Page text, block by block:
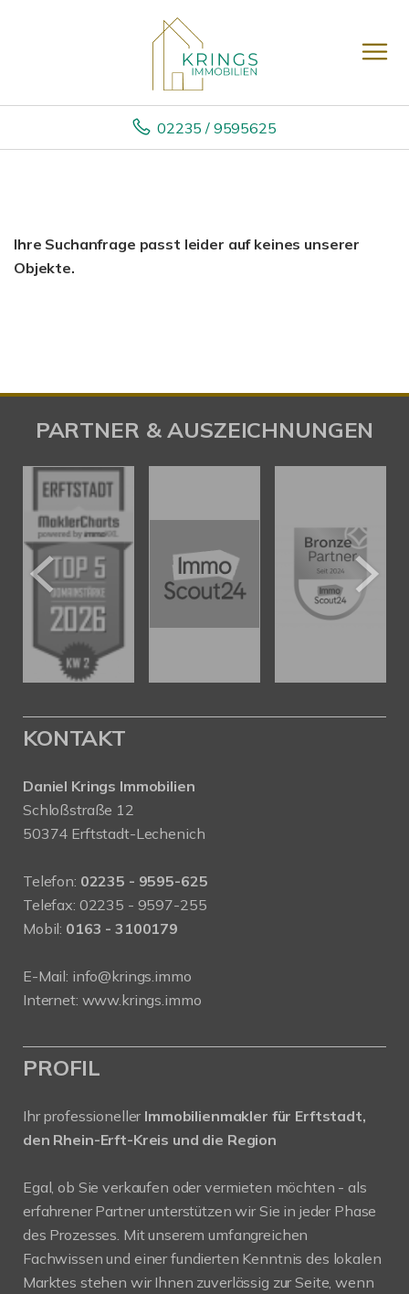
02235 / 9595625
Ihre Suchanfrage passt leider auf keines unserer
Objekte.
PARTNER & AUSZEICHNUNGEN
KONTAKT
Daniel Krings Immobilien
Schloßstraße 12
50374 Erftstadt-Lechenich
Telefon: 02235 - 9595-625
Telefax: 02235 - 9597-255
Mobil: 0163 - 3100179
E-Mail: info@krings.immo
Internet: www.krings.immo
PROFIL
Ihr professioneller Immobilienmakler für Erftstadt,
den Rhein-Erft-Kreis und die Region
Egal, ob Sie verkaufen oder vermieten möchten - als
erfahrener Partner unterstützen wir Sie in jeder Phase
des Prozesses. Mit unserem umfangreichen
Fachwissen und einer fundierten Kenntnis des lokalen
Marktes stehen wir Ihnen zuverlässig zur Seite, wenn